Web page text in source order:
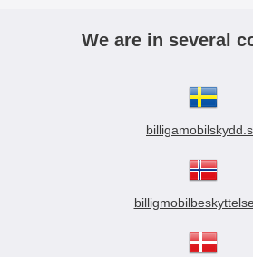
We are in several